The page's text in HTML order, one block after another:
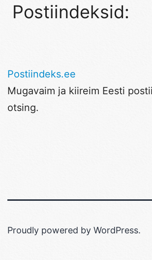
Postiindeksid:
Postiindeks.ee
Mugavaim ja kiireim Eesti
otsing.
Proudly powered by WordPress.